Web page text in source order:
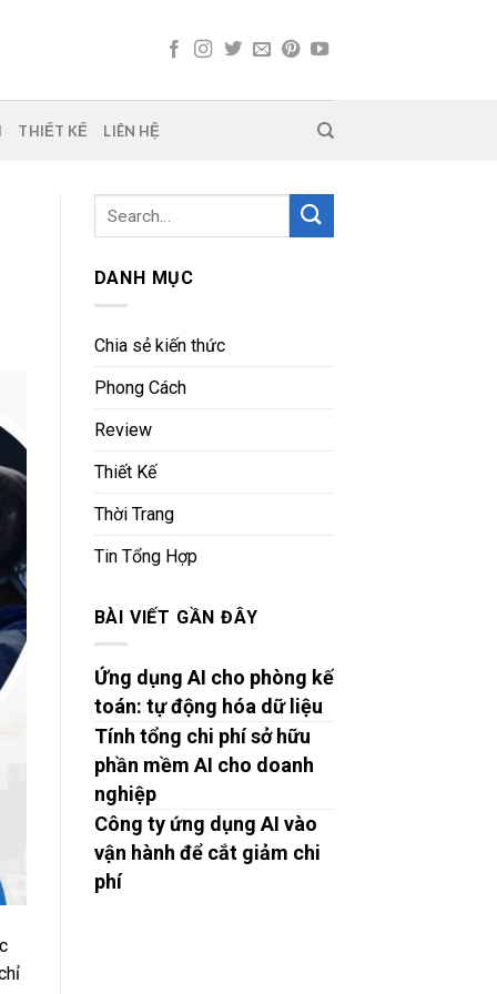
THIẾT KẾ LIÊN HỆ
DANH MỤC
Chia sẻ kiến thức
Phong Cách
Review
Thiết Kế
Thời Trang
Tin Tổng Hợp
BÀI VIẾT GẦN ĐÂY
Ứng dụng AI cho phòng kế
toán: tự động hóa dữ liệu
Tính tổng chi phí sở hữu
phần mềm AI cho doanh
nghiệp
Công ty ứng dụng AI vào
vận hành để cắt giảm chi
phí